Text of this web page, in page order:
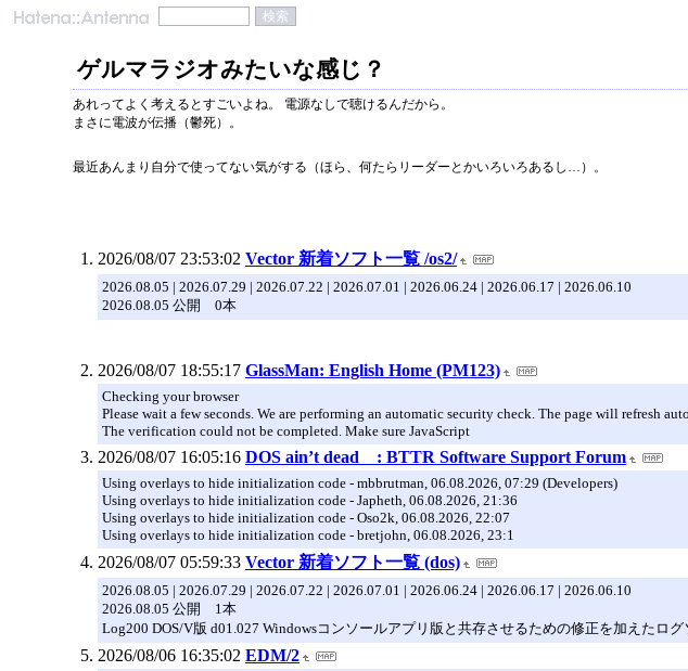
ゲルマラジオみたいな感じ？
あれってよく考えるとすごいよね。 電源なしで聴けるんだから。
まさに電波が伝播（鬱死）。
最近あんまり自分で使ってない気がする（ほら、何たらリーダーとかいろいろあるし…）。
2026/08/07 23:53:02 Vector 新着ソフト一覧 /os2/
2026.08.05 | 2026.07.29 | 2026.07.22 | 2026.07.01 | 2026.06.24 | 2026.06.17 | 2026.06.10
2026.08.05 公開 0本
2026/08/07 18:55:17 GlassMan: English Home (PM123)
Checking your browser
Please wait a few seconds. We are performing an automatic security check. The page will refresh
The verification could not be completed. Make sure JavaScript
2026/08/07 16:05:16 DOS ain’t dead : BTTR Software Support Forum
Using overlays to hide initialization code - mbbrutman, 06.08.2026, 07:29 (Developers)
Using overlays to hide initialization code - Japheth, 06.08.2026, 21:36
Using overlays to hide initialization code - Oso2k, 06.08.2026, 22:07
Using overlays to hide initialization code - bretjohn, 06.08.2026, 23:1
2026/08/07 05:59:33 Vector 新着ソフト一覧 (dos)
2026.08.05 | 2026.07.29 | 2026.07.22 | 2026.07.01 | 2026.06.24 | 2026.06.17 | 2026.06.10
2026.08.05 公開 1本
Log200 DOS/V版 d01.027 Windowsコンソールアプリ版と共存させるための修正を加えたロ
2026/08/06 16:35:02 EDM/2